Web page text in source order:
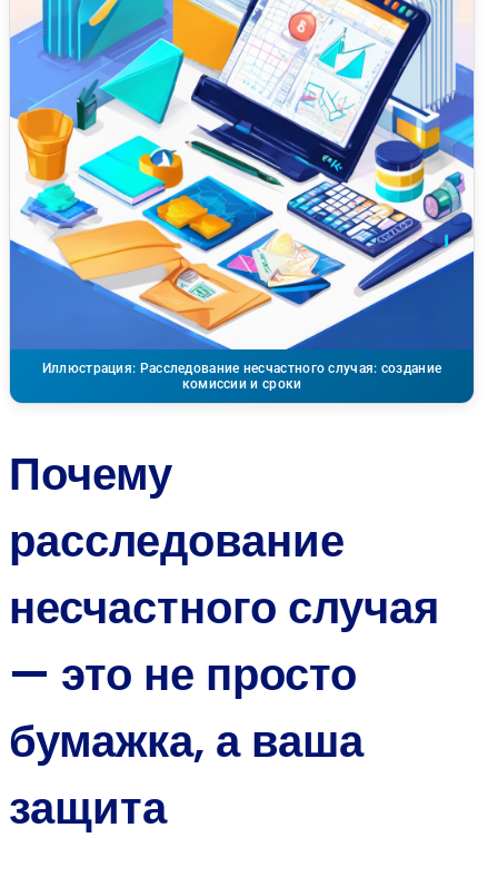
Иллюстрация: Расследование несчастного случая: создание
комиссии и сроки
Почему
расследование
несчастного случая
— это не просто
бумажка, а ваша
защита